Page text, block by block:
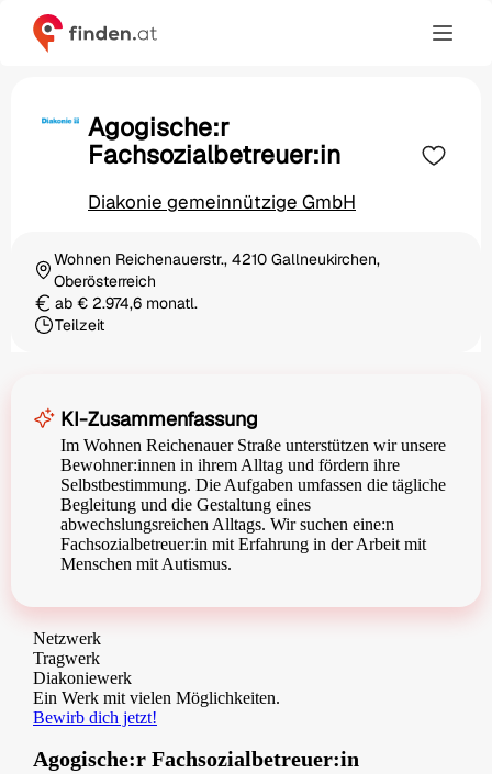
Agogische:r
Fachsozialbetreuer:in
Diakonie gemeinnützige GmbH
Ortschaft
Wohnen Reichenauerstr., 4210 Gallneukirchen,
Oberösterreich
Gehaltab € 2.974,6 monatl.
Beschäftigungsart
Teilzeit
KI-Zusammenfassung
Im Wohnen Reichenauer Straße unterstützen wir unsere
Bewohner:innen in ihrem Alltag und fördern ihre
Selbstbestimmung. Die Aufgaben umfassen die tägliche
Begleitung und die Gestaltung eines
abwechslungsreichen Alltags. Wir suchen eine:n
Fachsozialbetreuer:in mit Erfahrung in der Arbeit mit
Menschen mit Autismus.
Netzwerk
Tragwerk
Diakoniewerk
Ein Werk mit vielen Möglichkeiten.
Bewirb dich jetzt!
Agogische:r Fachsozialbetreuer:in